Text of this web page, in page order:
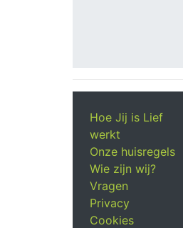
Hoe Jij is Lief
werkt
Onze huisregels
Wie zijn wij?
Vragen
Privacy
Cookies